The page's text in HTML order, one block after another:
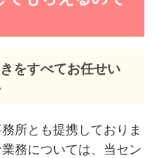
をすべてお任せい
所とも提携しておりま
務については、当セン